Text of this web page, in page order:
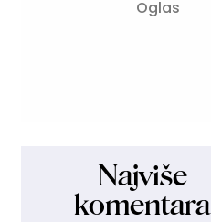
Najviše
komentara